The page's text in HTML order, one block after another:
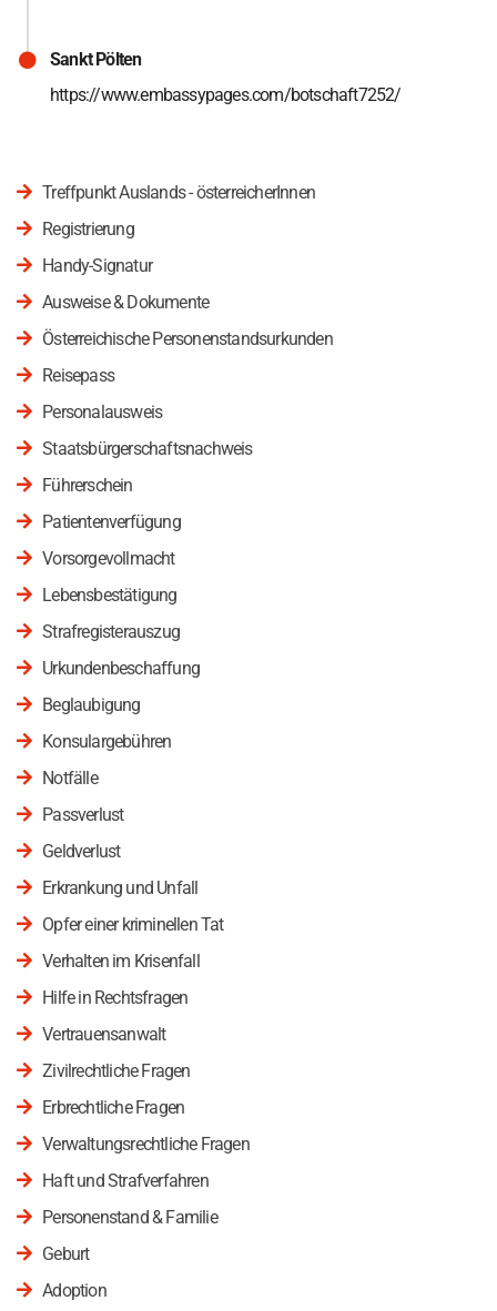
Sankt Pölten
https://www.embassypages.com/botschaft7252/
Treffpunkt Auslands - österreicherInnen
Registrierung
Handy-Signatur
Ausweise & Dokumente
Österreichische Personenstandsurkunden
Reisepass
Personalausweis
Staatsbürgerschaftsnachweis
Führerschein
Patientenverfügung
Vorsorgevollmacht
Lebensbestätigung
Strafregisterauszug
Urkundenbeschaffung
Beglaubigung
Konsulargebühren
Notfälle
Passverlust
Geldverlust
Erkrankung und Unfall
Opfer einer kriminellen Tat
Verhalten im Krisenfall
Hilfe in Rechtsfragen
Vertrauensanwalt
Zivilrechtliche Fragen
Erbrechtliche Fragen
Verwaltungsrechtliche Fragen
Haft und Strafverfahren
Personenstand & Familie
Geburt
Adoption